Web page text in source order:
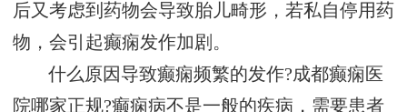
后又考虑到药物会导致胎儿畸形，若私自停用药
物，会引起癫痫发作加剧。
什么原因导致癫痫频繁的发作?成都癫痫医
院哪家正规?癫痫病不是一般的疾病，需要患者